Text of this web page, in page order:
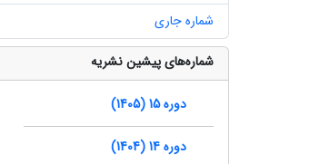
شماره جاری
شماره‌های پیشین نشریه
دوره 15 (1405)
دوره 14 (1404)